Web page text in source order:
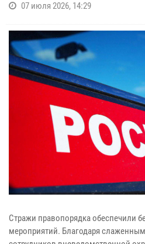
07 июля 2026, 14:29
Стражи правопорядка обеспечили
мероприятий. Благодаря